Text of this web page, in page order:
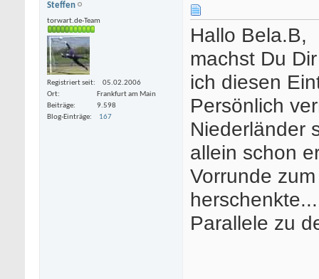
Steffen
torwart.de-Team
Registriert seit
05.02.2006
Ort
Frankfurt am Main
Beiträge
9.598
Blog-Einträge
167
Hallo Bela.B,
machst Du
ich diesen
Persönlich
Niederländer
allein schon
Vorrunde
Parallele zu